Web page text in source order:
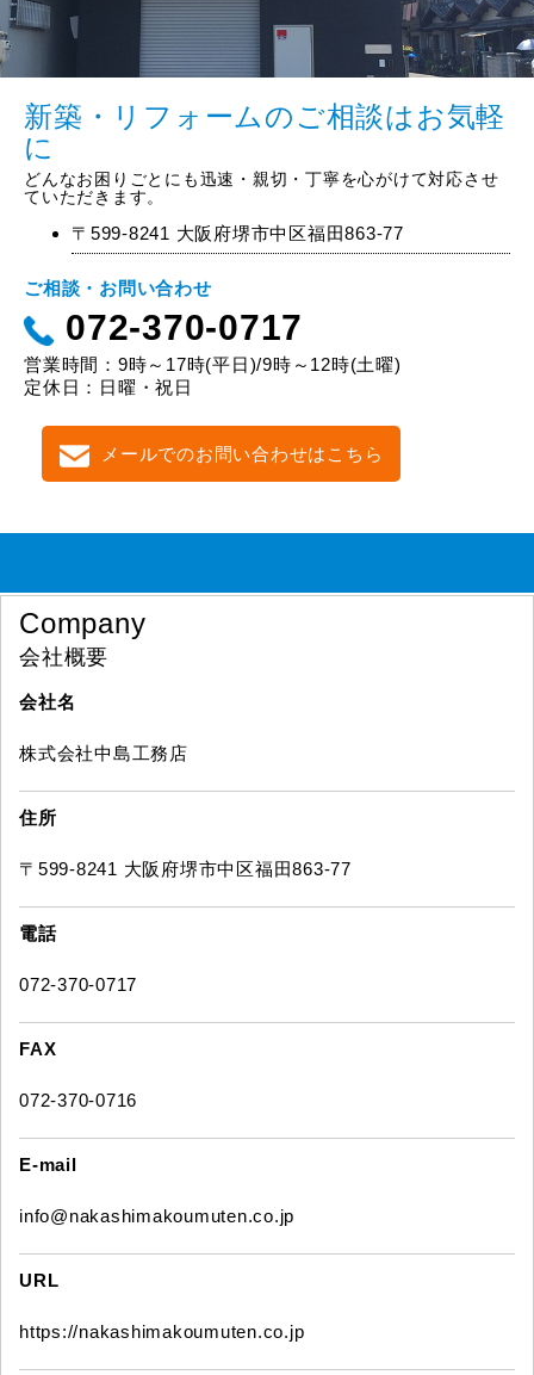
新築・リフォームのご相談はお気軽
に
どんなお困りごとにも迅速・親切・丁寧を心がけて対応させ
ていただきます。
〒599-8241 大阪府堺市中区福田863-77
ご相談・お問い合わせ
072-370-0717
営業時間：9時～17時(平日)/9時～12時(土曜)
定休日：日曜・祝日
メールでのお問い合わせはこちら
Company
会社概要
会社名
株式会社中島工務店
住所
〒599-8241 大阪府堺市中区福田863-77
電話
072-370-0717
FAX
072-370-0716
E-mail
info@nakashimakoumuten.co.jp
URL
https://nakashimakoumuten.co.jp